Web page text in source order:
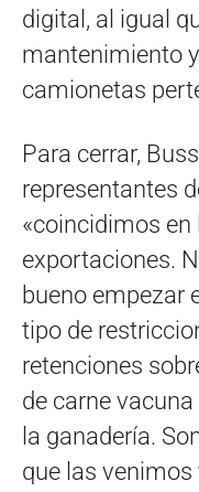
digital, al igual
mantenimiento
camionetas
Para cerrar,
representantes
«coincidimos
exportaciones.
bueno empezar
tipo de
retenciones
de carne
la ganadería.
que las